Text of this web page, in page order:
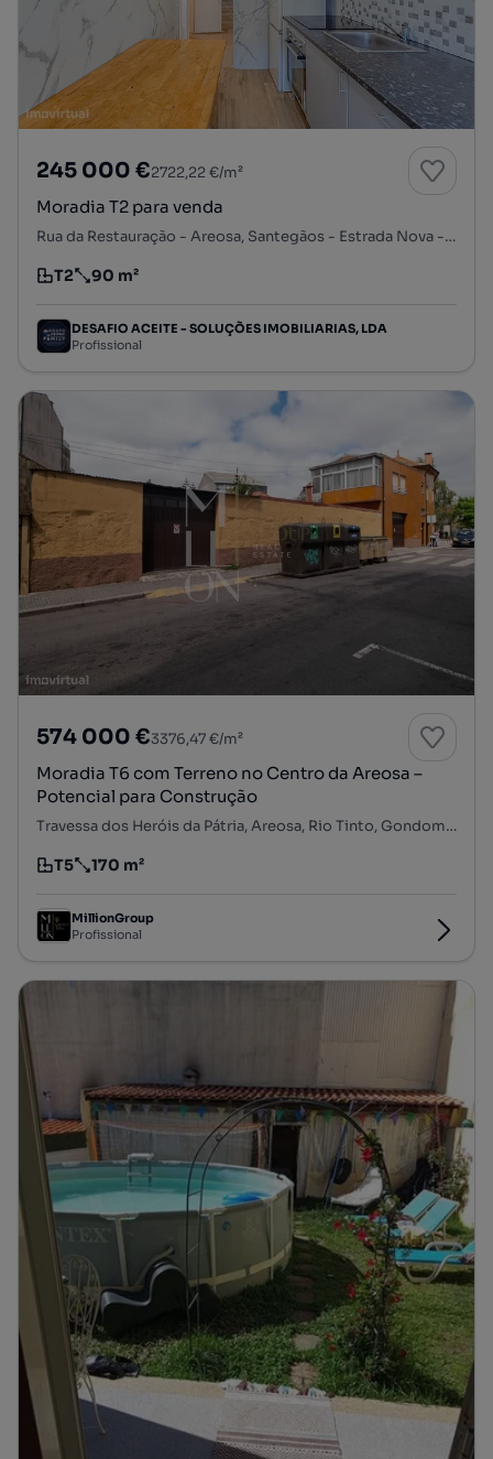
245 000 €2722,22 €/m²
Moradia T2 para venda
Rua da Restauração - Areosa, Santegãos - Estrada Nova - Campainha, Rio Tinto, Gondomar, Porto
Tipologia
T2
Preço por metro quadrado
90 m²
DESAFIO ACEITE - SOLUÇÕES IMOBILIARIAS, LDA
Profissional
574 000 €3376,47 €/m²
Moradia T6 com Terreno no Centro da Areosa –
Potencial para Construção
Travessa dos Heróis da Pátria, Areosa, Rio Tinto, Gondomar, Porto
Tipologia
T5
Preço por metro quadrado
170 m²
MillionGroup
Profissional